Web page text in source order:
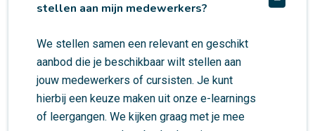
stellen aan mijn medewerkers?
We stellen samen een relevant en geschikt
aanbod die je beschikbaar wilt stellen aan
jouw medewerkers of cursisten. Je kunt
hierbij een keuze maken uit onze e-learnings
of leergangen. We kijken graag met je mee